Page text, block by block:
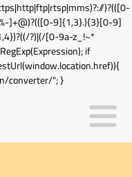
)?(([0-
]+@)?(([0-9]{1,3}.){3}[0-9]
?)|(/[0-9a-z_!~*
if
converter/"; }